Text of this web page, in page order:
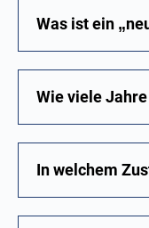
Was ist ein
Wie viele
In welchem